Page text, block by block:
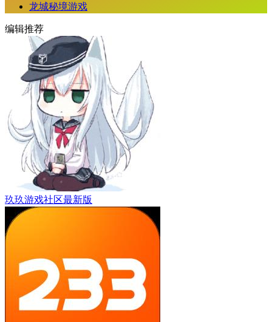
龙城秘境游戏
编辑推荐
玖玖游戏社区最新版